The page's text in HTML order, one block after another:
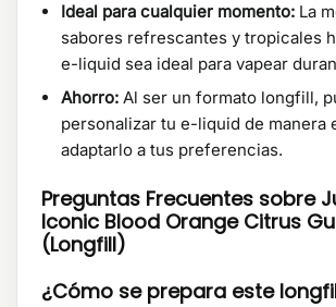
Ideal para cualquier momento: La
sabores refrescantes y tropicales
e-liquid sea ideal para vapear
Ahorro: Al ser un formato longfill,
personalizar tu e-liquid de manera
adaptarlo a tus preferencias.
Preguntas Frecuentes sobre
Iconic Blood Orange Citrus
(Longfill)
¿Cómo se prepara este